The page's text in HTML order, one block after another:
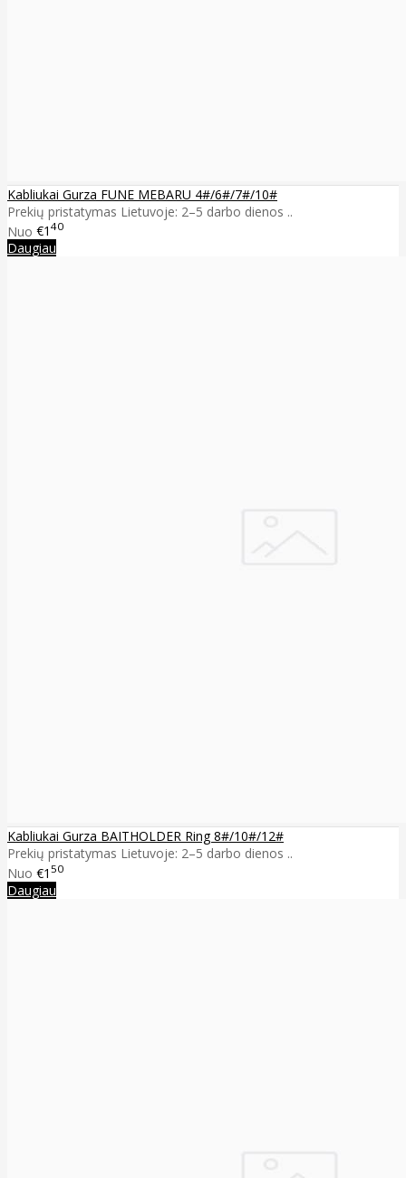
Kabliukai Gurza FUNE MEBARU 4#/6#/7#/10#
Prekių pristatymas Lietuvoje: 2–5 darbo dienos ..
Nuo €1 40
Daugiau
Kabliukai Gurza BAITHOLDER Ring 8#/10#/12#
Prekių pristatymas Lietuvoje: 2–5 darbo dienos ..
Nuo €1 50
Daugiau